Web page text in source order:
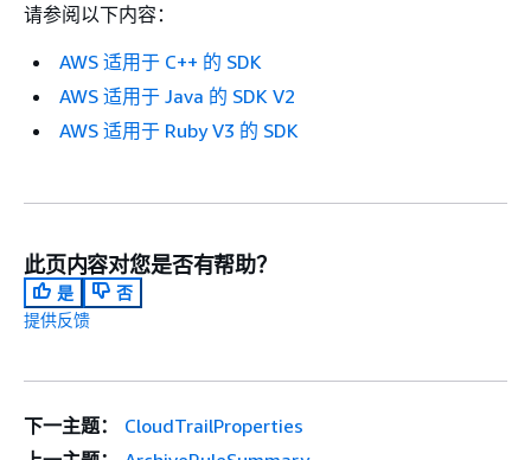
请参阅以下内容：
AWS 适用于 C++ 的 SDK
AWS 适用于 Java 的 SDK V2
AWS 适用于 Ruby V3 的 SDK
此页内容对您是否有帮助？
是
否
提供反馈
下一主题：
CloudTrailProperties